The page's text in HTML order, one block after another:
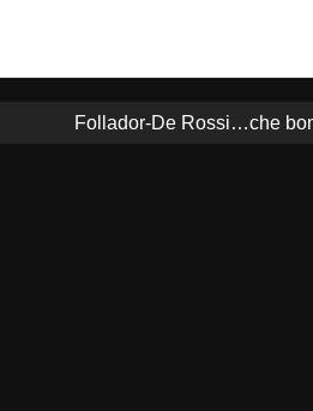
Next
Follador-De Rossi…che